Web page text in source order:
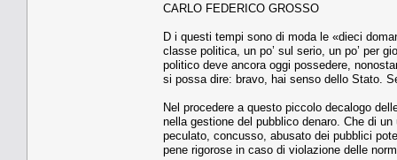
CARLO FEDERICO GROSSO
D i questi tempi sono di moda le «dieci
classe politica, un po’ sul serio, un po’ per
politico deve ancora oggi possedere,
si possa dire: bravo, hai senso dello Stato.
Nel procedere a questo piccolo decalogo
nella gestione del pubblico denaro. Che di
peculato, concusso, abusato dei pubblici
pene rigorose in caso di violazione delle